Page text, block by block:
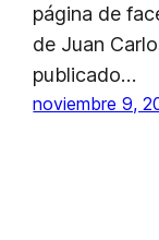
página de
de Juan
publicado…
noviembre 9,